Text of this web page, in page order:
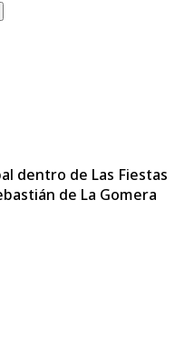
dentro de Las Fiestas
de La Gomera